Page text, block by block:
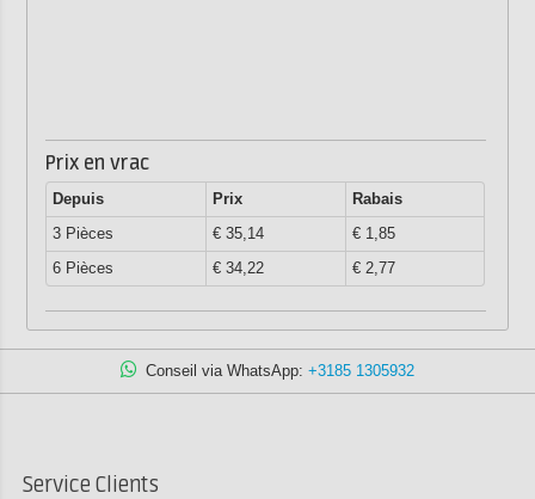
Prix en vrac
Depuis Prix
Rabais
3 Pièces
€ 35,14
€ 1,85
6 Pièces
€ 34,22 € 2,77
Conseil via WhatsApp: +3185 1305932
Service Clients